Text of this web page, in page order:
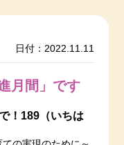
日付：2022.11.11
月間」です
！189（いちは